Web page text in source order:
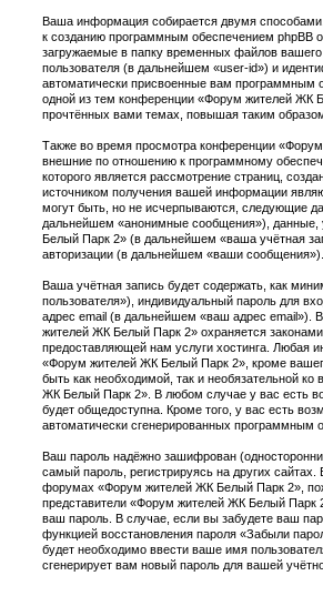
Ваша информация собирается двумя
к созданию программным обеспечением phpBB
загружаемые в папку временных файлов
пользователя (в дальнейшем «user-id») и
автоматически присвоенные вам программным
одной из тем конференции «Форум жителей ЖК
прочтённых вами темах, повышая таким
Также во время просмотра конференции
внешние по отношению к программному
которого является рассмотрение страниц,
источником получения вашей информации
могут быть, но не исчерпываются, следующие
дальнейшем «анонимные сообщения»), данные,
Белый Парк 2» (в дальнейшем «ваша учётная
авторизации (в дальнейшем «ваши сообщения»).
Ваша учётная запись будет содержать, как
пользователя»), индивидуальный пароль для
адрес email (в дальнейшем «ваш адрес
жителей ЖК Белый Парк 2» охраняется
предоставляющей нам услуги хостинга. Любая
«Форум жителей ЖК Белый Парк 2», кроме
быть как необходимой, так и необязательной
ЖК Белый Парк 2». В любом случае у вас есть
будет общедоступна. Кроме того, у вас есть
автоматически сгенерированных программным
Ваш пароль надёжно зашифрован
самый пароль, регистрируясь на других
форумах «Форум жителей ЖК Белый Парк 2»,
представители «Форум жителей ЖК Белый Парк
ваш пароль. В случае, если вы забудете ваш
функцией восстановления пароля «Забыли
будет необходимо ввести ваше имя
сгенерирует вам новый пароль для вашей